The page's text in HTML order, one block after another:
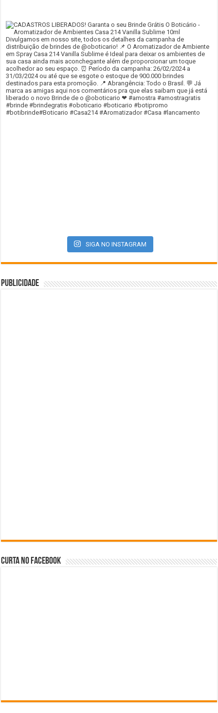
SIGA NO INSTAGRAM
Publicidade
Curta no facebook